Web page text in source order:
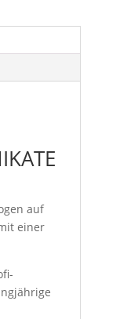
auf
einer